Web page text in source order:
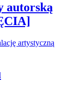
autorską